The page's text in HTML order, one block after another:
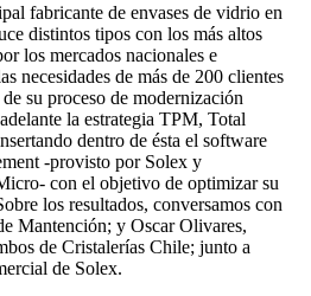
fabricante de envases de vidrio en
distintos tipos con los más altos
los mercados nacionales e
necesidades de más de 200 clientes
su proceso de modernización
la estrategia TPM, Total
dentro de ésta el software
-provisto por Solex y
con el objetivo de optimizar su
los resultados, conversamos con
Mantención; y Oscar Olivares,
de Cristalerías Chile; junto a
de Solex.